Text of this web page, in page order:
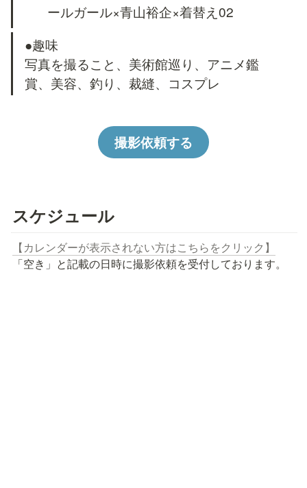
ールガール×青山裕企×着替え02
●趣味
写真を撮ること、美術館巡り、アニメ鑑
賞、美容、釣り、裁縫、コスプレ
撮影依頼する
スケジュール
【カレンダーが表示されない方はこちらをクリック】
「空き」と記載の日時に撮影依頼を受付しております。